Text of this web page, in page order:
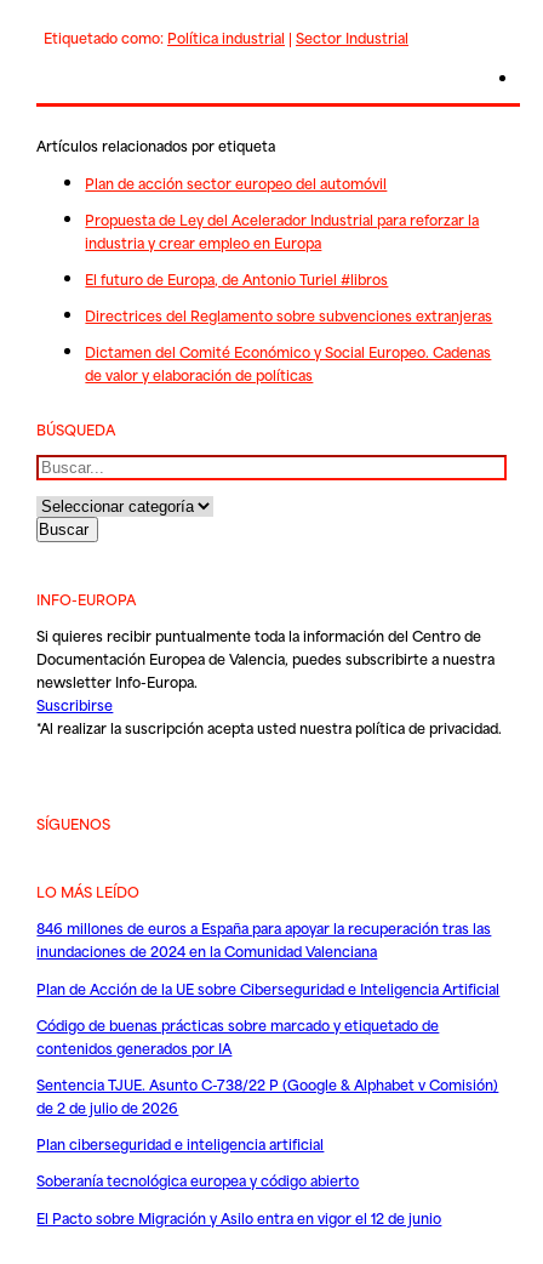
Etiquetado como: Política industrial | Sector Industrial
Artículos relacionados por etiqueta
Plan de acción sector europeo del automóvil
Propuesta de Ley del Acelerador Industrial para reforzar la
industria y crear empleo en Europa
El futuro de Europa, de Antonio Turiel #libros
Directrices del Reglamento sobre subvenciones extranjeras
Dictamen del Comité Económico y Social Europeo. Cadenas
de valor y elaboración de políticas
BÚSQUEDA
Buscar
INFO-EUROPA
Si quieres recibir puntualmente toda la información del Centro de
Documentación Europea de Valencia, puedes subscribirte a nuestra
newsletter Info-Europa.
Suscribirse
*Al realizar la suscripción acepta usted nuestrapolítica de privacidad.
SÍGUENOS
LO MÁS LEÍDO
846 millones de euros a España para apoyar la recuperación tras las
inundaciones de 2024 en la Comunidad Valenciana
Plan de Acción de la UE sobre Ciberseguridad e Inteligencia Artificial
Código de buenas prácticas sobre marcado y etiquetado de
contenidos generados por IA
Sentencia TJUE. Asunto C-738/22 P (Google & Alphabet v Comisión)
de 2 de julio de 2026
Plan ciberseguridad e inteligencia artificial
Soberanía tecnológica europea y código abierto
El Pacto sobre Migración y Asilo entra en vigor el 12 de junio